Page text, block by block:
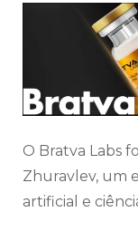
O Bratva Labs
Zhuravlev, um
artificial e